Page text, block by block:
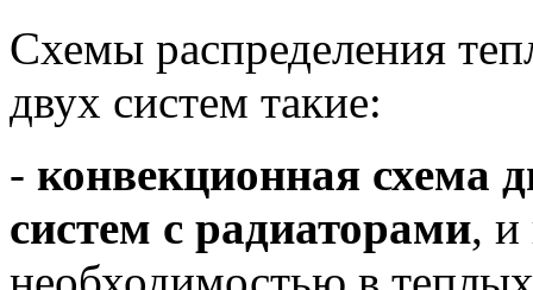
Схемы распределения
двух систем такие:
- конвекционная схема
систем с радиаторами, и